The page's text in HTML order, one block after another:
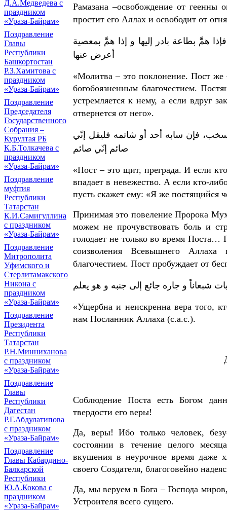
Д.А.Медведева с
праздником
«Ураза-Байрам»
Поздравление
Главы
Республики
Башкортостан
Р.З.Хамитова с
праздником
«Ураза-Байрам»
Поздравление
Председателя
Государственного
Собрания –
Курултая РБ
К.Б.Толкачева с
праздником
«Ураза-Байрам»
Поздравление
муфтия
Республики
Татарстан
К.И.Самигуллина
с праздником
«Ураза-Байрам»
Поздравление
Митрополита
Уфимского и
Стерлитамакского
Никона с
праздником
«Ураза-Байрам»
Поздравление
Президента
Республики
Татарстан
Р.Н.Минниханова
с праздником
«Ураза-Байрам»
Поздравление
Главы
Республики
Дагестан
Р.Г.Абдулатипова
с праздником
«Ураза-Байрам»
Поздравление
Главы Кабардино-
Балкарской
Республики
Ю.А.Кокова с
праздником
«Ураза-Байрам»
Рамазана –освобождение от геенны
простит его Аллах и освободит от
همَّ بطاعة بادر إليها و إذا همَّ بمعصية
أعرض عنها
«Молитва – это поклонение. Пост же
богобоязненным благочестием.
устремляется к нему, а если вдруг
отвернется от него».
فإن سابه أحد أو شاتمه فليقل إنّي
صائم إنّي صائم
«Пост – это щит, преграда. И если
впадает в невежество. А если кто-
пусть скажет ему: «Я же постящийся
Принимая это повеление Пророка
можем не прочувствовать боль и
голодает не только во время
соизволения Всевышнего Аллаха
благочестием. Пост пробуждает от
شبعاناً و جاره جائع إلى جنبه و هو يعلم
«Ущербна и неискренна вера того,
нам Посланник Аллаха (с.а.с.).
Соблюдение Поста есть Богом
твердости его веры!
Да, веры! Ибо только человек,
состоянии в течение целого
вкушения в неурочное время даже
своего Создателя, благоговейно
Да, мы веруем в Бога – Господа
Устроителя всего сущего.